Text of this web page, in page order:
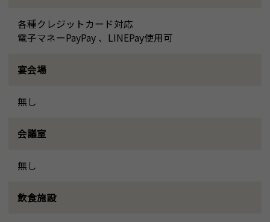
各種クレジットカード対応
電子マネーPayPay 、LINEPay使用可
宴会場
無し
会議室
無し
飲食施設